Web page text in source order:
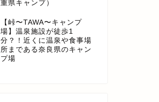
重県キャンプ）
【峠〜TAWA〜キャンプ
場】温泉施設が徒歩1
分？！近くに温泉や食事場
所まである奈良県のキャン
プ場